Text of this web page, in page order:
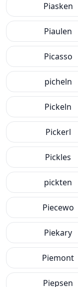
Piasken
Piaulen
Picasso
picheln
Pickeln
Pickerl
Pickles
pickten
Piecewo
Piekary
Piemont
Piepsen